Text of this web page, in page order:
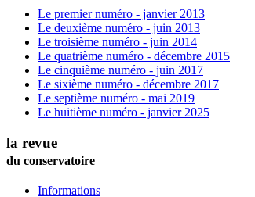
Le premier numéro - janvier 2013
Le deuxième numéro - juin 2013
Le troisième numéro - juin 2014
Le quatrième numéro - décembre 2015
Le cinquième numéro - juin 2017
Le sixième numéro - décembre 2017
Le septième numéro - mai 2019
Le huitième numéro - janvier 2025
la revue
du conservatoire
Informations